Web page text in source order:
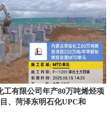
工有限公司年产80万吨烯烃项
、菏泽东明石化UPC和